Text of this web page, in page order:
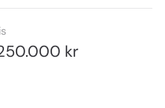
kr